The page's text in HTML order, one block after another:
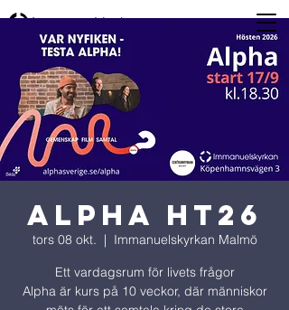
ALPHA ht26
tors 08 okt.
  |
Immanuelskyrkan Malmö
Ett vardagsrum för livets frågor
Alpha är kurs på 10 veckor, där människor